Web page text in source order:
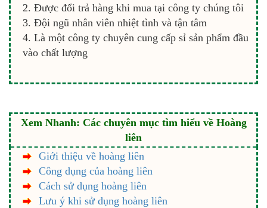
Được đổi trả hàng khi mua tại công ty chúng tôi
Đội ngũ nhân viên nhiệt tình và tận tâm
Là một công ty chuyên cung cấp sỉ sản phẩm đầu
vào chất lượng
Xem Nhanh: Các chuyên mục tìm hiểu về Hoàng
liên
Giới thiệu về hoàng liên
Công dụng của hoàng liên
Cách sử dụng hoàng liên
Lưu ý khi sử dụng hoàng liên